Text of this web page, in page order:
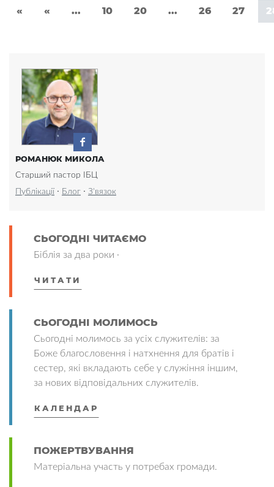
« « ... 10 20 ... 26 27
РОМАНЮК МИКОЛА
Старший пастор ІБЦ
Публікації · Блог · З'вязок
СЬОГОДНІ ЧИТАЄМО
Біблія за два роки ·
ЧИТАТИ
СЬОГОДНІ МОЛИМОСЬ
Сьогодні молимось за усіх служителів: за
Боже благословення і натхнення для братів і
сестер, які вкладають себе у служіння іншим,
за нових відповідальних служителів.
КАЛЕНДАР
ПОЖЕРТВУВАННЯ
Матеріальна участь у потребах громади.